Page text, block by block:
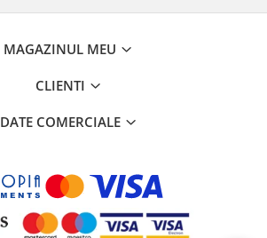
MAGAZINUL MEU
CLIENTI
DATE COMERCIALE